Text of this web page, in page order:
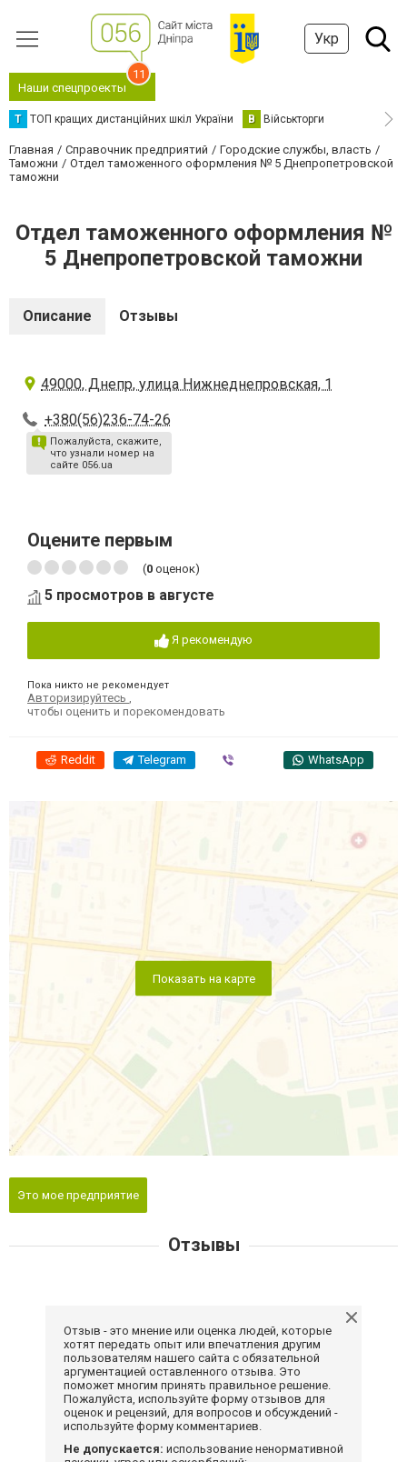
Укр
Наши спецпроекты
11
Т ТОП кращих дистанційних шкіл України В Військторги
Главная Справочник предприятий
Городские службы, власть
Таможни
Отдел таможенного оформления № 5 Днепропетровской
таможни
Отдел таможенного оформления №
5 Днепропетровской таможни
Описание Отзывы
49000, Днепр, улица Нижнеднепровская, 1
+380(56)236-74-26
Пожалуйста, скажите,
что узнали номер на
сайте 056.ua
Оцените первым
(0 оценок)
5 просмотров в августе
Я рекомендую
Пока никто не рекомендует
Авторизируйтесь
чтобы оценить и порекомендовать
Reddit Telegram WhatsApp
Показать на карте
Это мое предприятие
Отзывы
Отзыв - это мнение или оценка людей, которые
хотят передать опыт или впечатления другим
пользователям нашего сайта с обязательной
аргументацией оставленного отзыва. Это
поможет многим принять правильное решение.
Пожалуйста, используйте форму отзывов для
оценок и рецензий, для вопросов и обсуждений -
используйте форму комментариев.
Не допускается: использование ненормативной